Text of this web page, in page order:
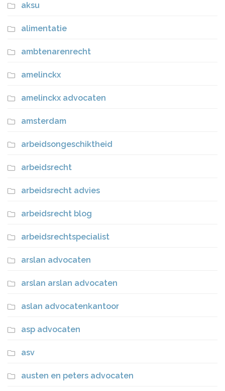
aksu
alimentatie
ambtenarenrecht
amelinckx
amelinckx advocaten
amsterdam
arbeidsongeschiktheid
arbeidsrecht
arbeidsrecht advies
arbeidsrecht blog
arbeidsrechtspecialist
arslan advocaten
arslan arslan advocaten
aslan advocatenkantoor
asp advocaten
asv
austen en peters advocaten